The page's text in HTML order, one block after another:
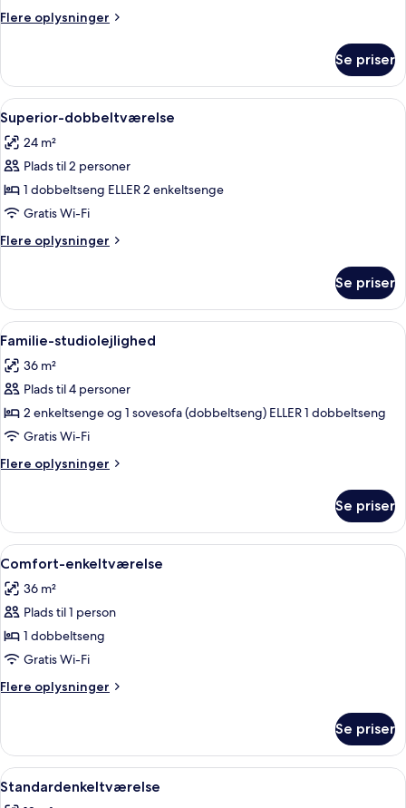
Flere oplysninger
Flere
(Comfort)
Se priser
Indlæs
alle
billeder
af
Superior-
dobbeltværelse
Allergivenligt sengetøj, pengeskab
8
Superior-dobbeltværelse
24 m²
Plads til 2 personer
1 dobbeltseng ELLER 2 enkeltsenge
Gratis Wi-Fi
Flere oplysninger
Flere
dobbeltværelse
Se priser
Indlæs
alle
billeder
af
Familie-
studiolejlighed
Allergivenligt sengetøj, pengeskab
8
Familie-studiolejlighed
36 m²
Plads til 4 personer
2 enkeltsenge og 1 sovesofa (dobbeltseng) ELLER 1 dobbeltseng
Gratis Wi-Fi
Flere oplysninger
Flere
studiolejlighed
Se priser
Indlæs
alle
billeder
af
Comfort-
enkeltværelse
Allergivenligt sengetøj, pengeskab
11
Comfort-enkeltværelse
36 m²
Plads til 1 person
1 dobbeltseng
Gratis Wi-Fi
Flere oplysninger
Flere
enkeltværelse
Se priser
Indlæs
alle
Allergivenligt sengetøj, pengeskab
6
Standardenkeltværelse